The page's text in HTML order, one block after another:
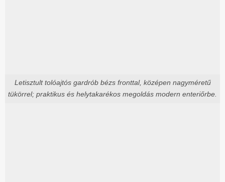
Letisztult tolóajtós gardrób bézs fronttal, középen nagyméretű
tükörrel; praktikus és helytakarékos megoldás modern enteriőrbe.